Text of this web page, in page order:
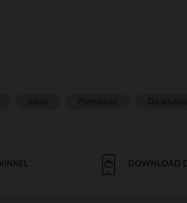
DOWNLOAD